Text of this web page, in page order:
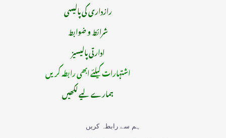
رازداری کی پالیسی
شرائط و ضوابط
ادارتی پالیسیز
اشتہارات کیلئے ابھی رابطہ کریں
ہمارے لیے لکھیں
ہم سے رابطہ کریں